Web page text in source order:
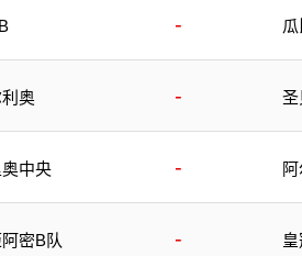
-
奥 - 圣
中央 -
密B队 -